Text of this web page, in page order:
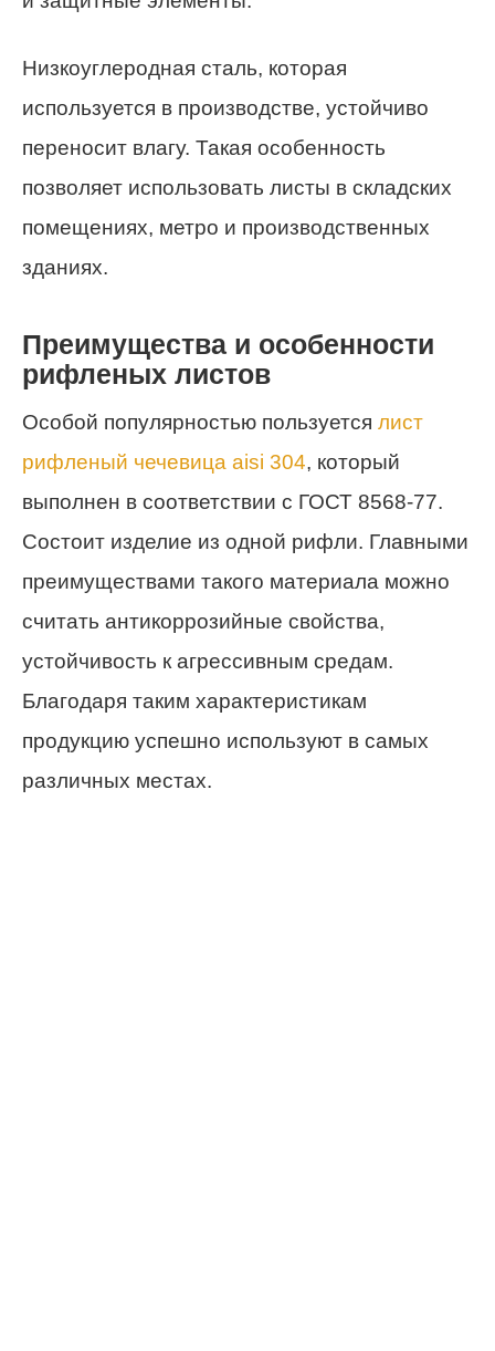
Низкоуглеродная сталь, которая
используется в производстве, устойчиво
переносит влагу. Такая особенность
позволяет использовать листы в складских
помещениях, метро и производственных
зданиях.
Преимущества и особенности
рифленых листов
Особой популярностью пользуется лист
рифленый чечевица aisi 304, который
выполнен в соответствии с ГОСТ 8568-77.
Состоит изделие из одной рифли. Главными
преимуществами такого материала можно
считать антикоррозийные свойства,
устойчивость к агрессивным средам.
Благодаря таким характеристикам
продукцию успешно используют в самых
различных местах.